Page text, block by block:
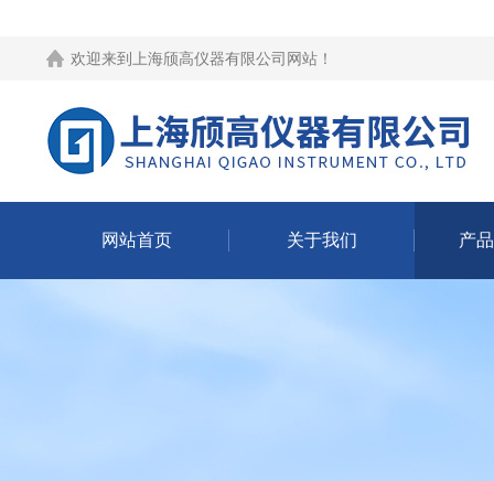
欢迎来到 上海颀高仪器有限公司网站 ！
网站首页 关于我们 产